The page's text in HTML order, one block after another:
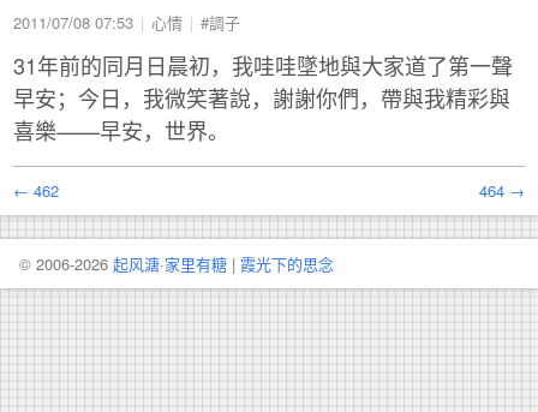
2011/07/08 07:53 心情 #調子
31年前的同月日晨初，我哇哇墜地與大家道了第一聲
早安；今日，我微笑著說，謝謝你們，帶與我精彩與
喜樂——早安，世界。
← 462 464 →
© 2006-2026 起风溏·家里有糖 | 霞光下的思念